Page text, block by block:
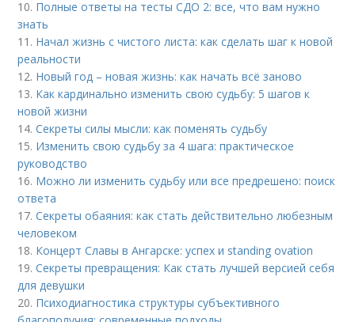
10. Полные ответы на тесты СДО 2: все, что вам нужно
знать
11. Начал жизнь с чистого листа: как сделать шаг к новой
реальности
12. Новый год – новая жизнь: как начать всё заново
13. Как кардинально изменить свою судьбу: 5 шагов к
новой жизни
14.Секреты силы мысли: как поменять судьбу
15. Изменить свою судьбу за 4 шага: практическое
руководство
16. Можно ли изменить судьбу или все предрешено: поиск
ответа
17.Секреты обаяния: как стать действительно любезным
человеком
18. Концерт Славы в Ангарске: успех и standing ovation
19.Секреты превращения: Как стать лучшей версией себя
для девушки
20. Психодиагностика структуры субъективного